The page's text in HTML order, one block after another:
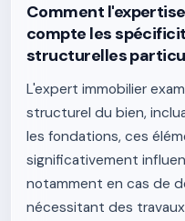
Comment
compte les
structurelles
L'expert immobilier
structurel du bien,
les fondations, ces
significativement
notamment en cas de
nécessitant des